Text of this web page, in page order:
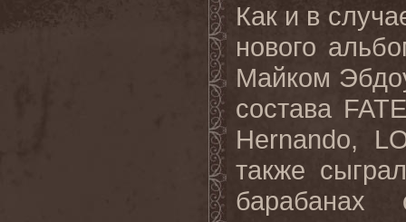
Как и в
нового
Майком
состава
Hernando,
также